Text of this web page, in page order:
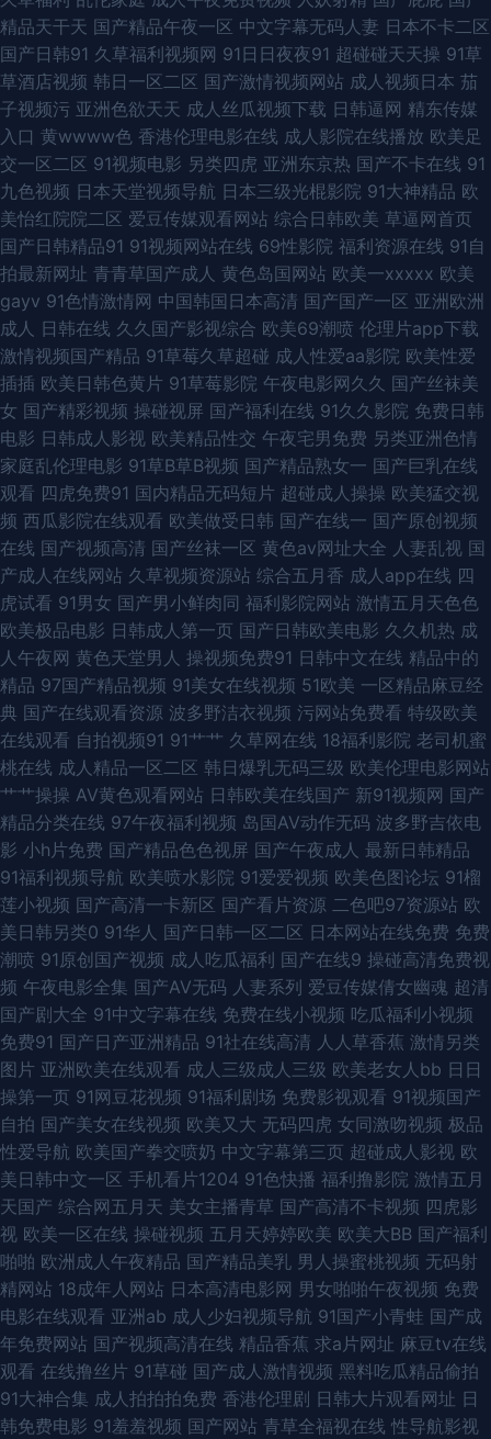
人成人网电影 97爱爱电影 草草浮力第一人 国产白丝后入 狠狠撸日日操 51国
韩二区 日韩欧美色色 2026肏逼网 91原创论坛 国产成人天天操 熟女丝袜91
91破处在线观看 A片下载曰日韩 豆花tv网 黄色国产大全 日本三级网站 影音
线播放 超碰草逼 国产人妖群交 91次元网 成人操碰视频 韩国偷拍免费观看 欧
美超碰97 日韩电影免费看 91香蕉蜜桃 东方欧美色图 男人资源色123 日韩美
豆花吃瓜熟女 91n女处 日韩午夜成人网站 福利av国产 日韩欧美国产综合 91
精品天干天 国产精品午夜一区 中文字幕无码人妻 日本不卡二区
国产日韩91 久草福利视频网 91日日夜夜91 超碰碰天天操 91草
草酒店视频 韩日一区二区 国产激情视频网站 成人视频日本 茄
子视频污 亚洲色欲天天 成人丝瓜视频下载 日韩逼网 精东传媒
入口 黄wwww色 香港伦理电影在线 成人影院在线播放 欧美足
交一区二区 91视频电影 另类四虎 亚洲东京热 国产不卡在线 91
九色视频 日本天堂视频导航 日本三级光棍影院 91大神精品 欧
美怡红院院二区 爱豆传媒观看网站 综合日韩欧美 草逼网首页
国产日韩精品91 91视频网站在线 69性影院 福利资源在线 91自
拍最新网址 青青草国产成人 黄色岛国网站 欧美一xxxxx 欧美
gayv 91色情激情网 中国韩国日本高清 国产国产一区 亚洲欧洲
成人 日韩在线 久久国产影视综合 欧美69潮喷 伦理片app下载
激情视频国产精品 91草莓久草超碰 成人性爱aa影院 欧美性爱
插插 欧美日韩色黄片 91草莓影院 午夜电影网久久 国产丝袜美
女 国产精彩视频 操碰视屏 国产福利在线 91久久影院 免费日韩
电影 日韩成人影视 欧美精品性交 午夜宅男免费 另类亚洲色情
家庭乱伦理电影 91草B草B视频 国产精品熟女一 国产巨乳在线
观看 四虎免费91 国内精品无码短片 超碰成人操操 欧美猛交视
频 西瓜影院在线观看 欧美做受日韩 国产在线一 国产原创视频
在线 国产视频高清 国产丝袜一区 黄色av网址大全 人妻乱视 国
产成人在线网站 久草视频资源站 综合五月香 成人app在线 四
虎试看 91男女 国产男小鲜肉同 福利影院网站 激情五月天色色
欧美极品电影 日韩成人第一页 国产日韩欧美电影 久久机热 成
人午夜网 黄色天堂男人 操视频免费91 日韩中文在线 精品中的
精品 97国产精品视频 91美女在线视频 51欧美 一区精品麻豆经
典 国产在线观看资源 波多野洁衣视频 污网站免费看 特级欧美
在线观看 自拍视频91 91艹艹 久草网在线 18福利影院 老司机蜜
桃在线 成人精品一区二区 韩日爆乳无码三级 欧美伦理电影网站
艹艹操操 AV黄色观看网站 日韩欧美在线国产 新91视频网 国产
精品分类在线 97午夜福利视频 岛国AV动作无码 波多野吉依电
影 小h片免费 国产精品色色视屏 国产午夜成人 最新日韩精品
91福利视频导航 欧美喷水影院 91爱爱视频 欧美色图论坛 91榴
莲小视频 国产高清一卡新区 国产看片资源 二色吧97资源站 欧
美日韩另类0 91华人 国产日韩一区二区 日本网站在线免费 免费
潮喷 91原创国产视频 成人吃瓜福利 国产在线9 操碰高清免费视
频 午夜电影全集 国产AV无码 人妻系列 爱豆传媒倩女幽魂 超清
国产剧大全 91中文字幕在线 免费在线小视频 吃瓜福利小视频
免费91 国产日产亚洲精品 91社在线高清 人人草香蕉 激情另类
图片 亚洲欧美在线观看 成人三级成人三级 欧美老女人bb 日日
操第一页 91网豆花视频 91福利剧场 免费影视观看 91视频国产
自拍 国产美女在线视频 欧美又大 无码四虎 女同激吻视频 极品
性爱导航 欧美国产拳交喷奶 中文字幕第三页 超碰成人影视 欧
美日韩中文一区 手机看片1204 91色快播 福利撸影院 激情五月
天国产 综合网五月天 美女主播青草 国产高清不卡视频 四虎影
视 欧美一区在线 操碰视频 五月天婷婷欧美 欧美大BB 国产福利
啪啪 欧洲成人午夜精品 国产精品美乳 男人操蜜桃视频 无码射
精网站 18成年人网站 日本高清电影网 男女啪啪午夜视频 免费
电影在线观看 亚洲ab 成人少妇视频导航 91国产小青蛙 国产成
年免费网站 国产视频高清在线 精品香蕉 求a片网址 麻豆tv在线
观看 在线撸丝片 91草碰 国产成人激情视频 黑料吃瓜精品偷拍
91大神合集 成人拍拍拍免费 香港伦理剧 日韩大片观看网址 日
韩免费电影 91羞羞视频 国产网站 青草全福视在线 性导航影视